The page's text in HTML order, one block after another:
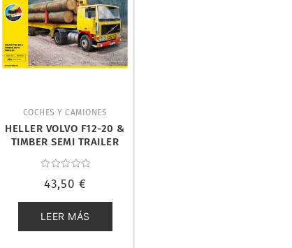
COCHES Y CAMIONES
HELLER VOLVO F12-20 &
TIMBER SEMI TRAILER
con
de
5
43,50 €
LEER MÁS